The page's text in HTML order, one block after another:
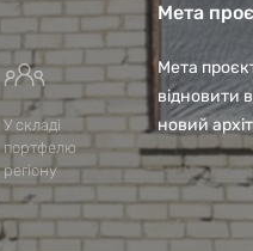
У складі
портфелю
регіону
Мета
Мета
відновити
новий